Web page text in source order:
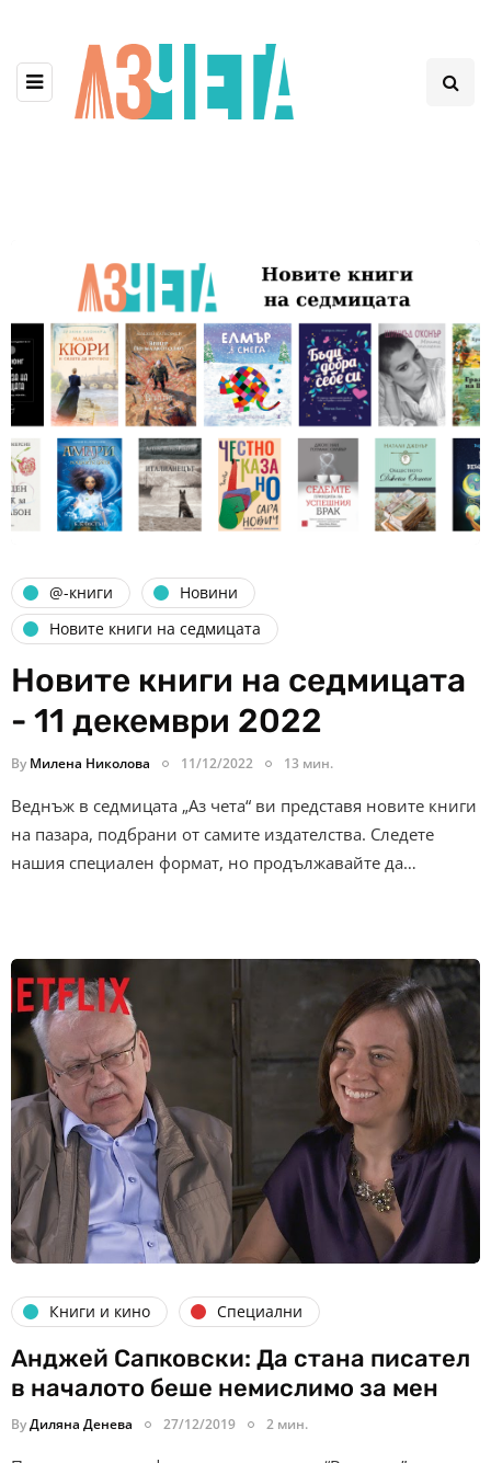
@-книги
Новини
Новите книги на седмицата
Новите книги на седмицата
- 11 декември 2022
By Милена Николова 11/12/2022 13 мин.
Веднъж в седмицата „Аз чета“ ви представя новите книги
на пазара, подбрани от самите издателства. Следете
нашия специален формат, но продължавайте да…
Книги и кино Специални
Анджей Сапковски: Да стана писател
в началото беше немислимо за мен
ByДиляна Денева 27/12/2019 2 мин.